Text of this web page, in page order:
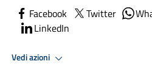
Facebook Twitter
LinkedIn
Vedi azioni